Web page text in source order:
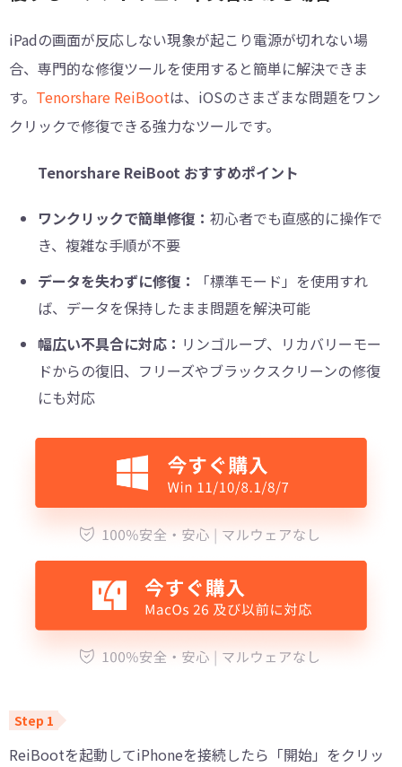
iPadの画面が反応しない現象が起こり電源が切れない場
合、専門的な修復ツールを使用すると簡単に解決できま
す。 Tenorshare ReiBootは、iOSのさまざまな問題をワン
クリックで修復できる強力なツールです。
Tenorshare ReiBoot おすすめポイント
ワンクリックで簡単修復： 初心者でも直感的に操作で
き、複雑な手順が不要
データを失わずに修復：
「標準モード」を使用すれ
ば、データを保持したまま問題を解決可能
幅広い不具合に対応： リンゴループ、リカバリーモー
ドからの復旧、フリーズやブラックスクリーンの修復
にも対応
ReiBootを起動してiPhoneを接続したら「開始」をクリッ